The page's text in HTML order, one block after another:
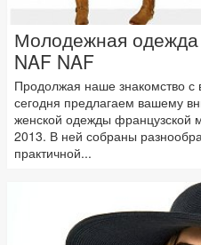
Молодежная одежда
NAF NAF
Продолжая наше знакомство с
сегодня предлагаем вашему
женской одежды французской
2013. В ней собраны
практичной...